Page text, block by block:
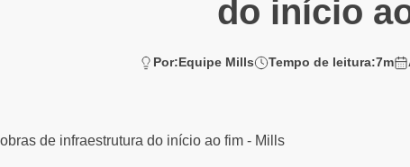
do início
Por:Equipe Mills Tempo de leitura:7m